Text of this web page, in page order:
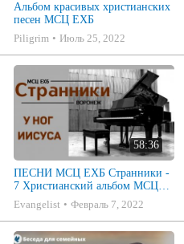
Альбом красивых христианских
песен МСЦ ЕХБ
Piligrim
Июль 25, 2022
58:36
ПЕСНИ МСЦ ЕХБ Странники -
7 Христианский альбом МСЦ
ЕХБ
Evangelist Февраль 7, 2022